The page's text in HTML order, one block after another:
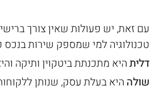
עם זאת, יש פעולות שאין צורך
טכנולוגיה למי שמספק שירות בנכס
דלית היא מתכנתת ביטקוין ותיקה
שולה היא בעלת עסק, שנותן